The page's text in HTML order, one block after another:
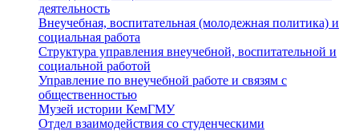
деятельность
Внеучебная, воспитательная (молодежная политика) и
социальная работа
Структура управления внеучебной, воспитательной и
социальной работой
Управление по внеучебной работе и связям с
общественностью
Музей истории КемГМУ
Отдел взаимодействия со студенческими